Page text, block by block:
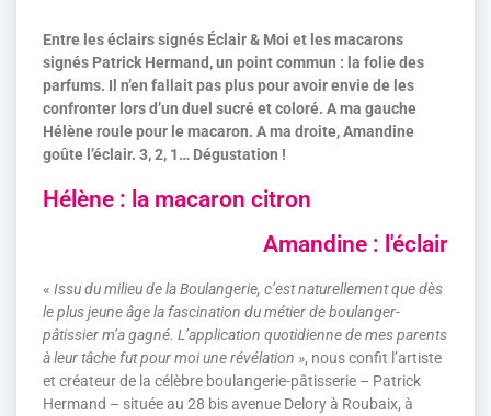
Entre les éclairs signés Éclair & Moi et les macarons
signés Patrick Hermand, un point commun : la folie des
parfums. Il n’en fallait pas plus pour avoir envie de les
confronter lors d’un duel sucré et coloré. A ma gauche
Hélène roule pour le macaron. A ma droite, Amandine
goûte l’éclair. 3, 2, 1… Dégustation !
Hélène : la macaron citron
Amandine : l'éclair
« Issu du milieu de la Boulangerie, c’est naturellement que dès
le plus jeune âge la fascination du métier de boulanger-
pâtissier m’a gagné. L’application quotidienne de mes parents
à leur tâche fut pour moi une révélation », nous confit l’artiste
et créateur de la célèbre boulangerie-pâtisserie – Patrick
Hermand – située au 28 bis avenue Delory à Roubaix, à